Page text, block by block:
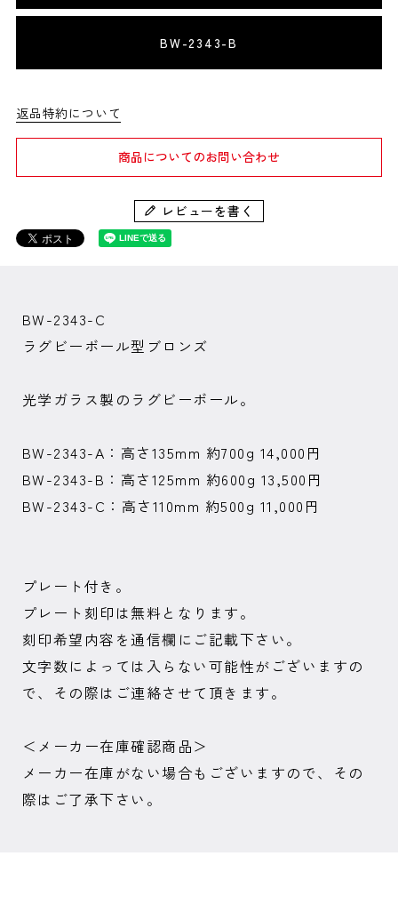
BW-2343-B
返品特約について
商品についてのお問い合わせ
レビューを書く
BW-2343-C
ラグビーボール型ブロンズ
光学ガラス製のラグビーボール。
BW-2343-A：高さ135mm 約700g 14,000円
BW-2343-B：高さ125mm 約600g 13,500円
BW-2343-C：高さ110mm 約500g 11,000円
プレート付き。
プレート刻印は無料となります。
刻印希望内容を通信欄にご記載下さい。
文字数によっては入らない可能性がございますの
で、その際はご連絡させて頂きます。
＜メーカー在庫確認商品＞
メーカー在庫がない場合もございますので、その
際はご了承下さい。